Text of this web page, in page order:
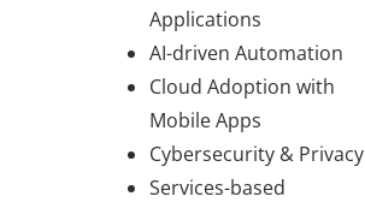
Applications
AI-driven Automation
Cloud Adoption with
Mobile Apps
Cybersecurity & Privacy
Services-based